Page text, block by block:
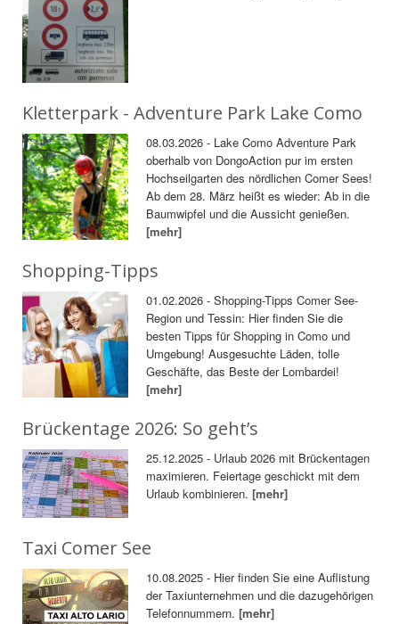
Kletterpark - Adventure Park Lake Como
08.03.2026 - Lake Como Adventure Park
oberhalb von DongoAction pur im ersten
Hochseilgarten des nördlichen Comer Sees!
Ab dem 28. März heißt es wieder: Ab in die
Baumwipfel und die Aussicht genießen.
[mehr]
Shopping-Tipps
01.02.2026 - Shopping-Tipps Comer See-
Region und Tessin: Hier finden Sie die
besten Tipps für Shopping in Como und
Umgebung! Ausgesuchte Läden, tolle
Geschäfte, das Beste der Lombardei!
[mehr]
Brückentage 2026: So geht’s
25.12.2025 - Urlaub 2026 mit Brückentagen
maximieren. Feiertage geschickt mit dem
Urlaub kombinieren.[mehr]
Taxi Comer See
10.08.2025 - Hier finden Sie eine Auflistung
der Taxiunternehmen und die dazugehörigen
Telefonnummern.[mehr]